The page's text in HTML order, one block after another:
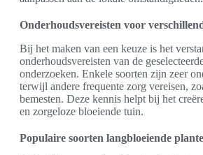
Onderhoudsvereisten voor
Bij het maken van een keuze is het
onderhoudsvereisten van de
onderzoeken. Enkele soorten zijn zeer
terwijl andere frequente zorg vereisen,
bemesten. Deze kennis helpt bij het
en zorgeloze bloeiende tuin.
Populaire soorten langbloeiende